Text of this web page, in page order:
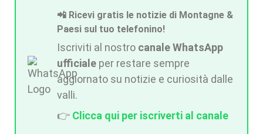
📲 Ricevi gratis le notizie di Montagne &
Paesi sul tuo telefonino!
Iscriviti al nostro canale WhatsApp
ufficiale per restare sempre
aggiornato su notizie e curiosità dalle
valli.
👉 Clicca qui per iscriverti al canale